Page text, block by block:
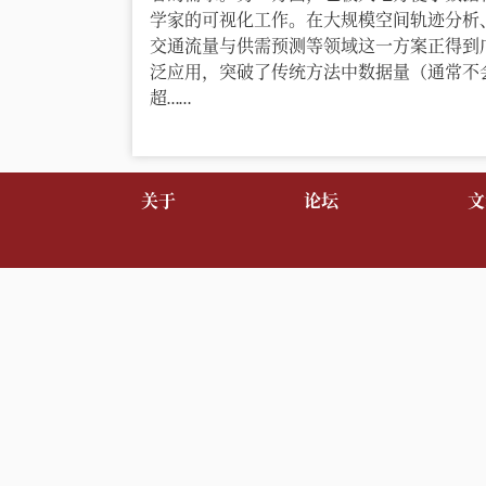
学家的可视化工作。在大规模空间轨迹分析
交通流量与供需预测等领域这一方案正得到
泛应用，突破了传统方法中数据量（通常不
超……
关于 论坛